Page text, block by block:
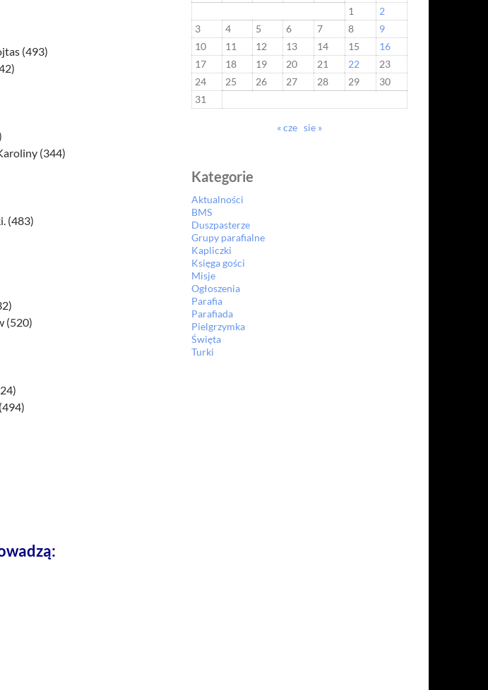
(493)
(344)
(483)
(520)
1
2
3
4 5 6 7 8
9
10
11 12 13 14 15
16
17
18 19 20 21 22
23
24
25 26 27 28 29
30
31
« cze sie »
Kategorie
Aktualności
BMS
Duszpasterze
Grupy parafialne
Kapliczki
Księga gości
Misje
Ogłoszenia
Parafia
Parafiada
Pielgrzymka
Święta
Turki